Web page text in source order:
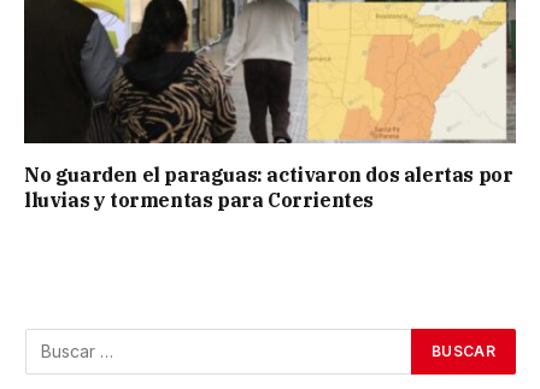
No guarden el paraguas: activaron dos alertas por
lluvias y tormentas para Corrientes